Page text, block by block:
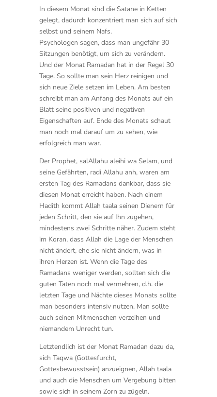
In diesem Monat sind die Satane in Ketten
gelegt, dadurch konzentriert man sich auf sich
selbst und seinem Nafs.
Psychologen sagen, dass man ungefähr 30
Sitzungen benötigt, um sich zu verändern.
Und der Monat Ramadan hat in der Regel 30
Tage. So sollte man sein Herz reinigen und
sich neue Ziele setzen im Leben. Am besten
schreibt man am Anfang des Monats auf ein
Blatt seine positiven und negativen
Eigenschaften auf. Ende des Monats schaut
man noch mal darauf um zu sehen, wie
erfolgreich man war.
Der Prophet, salAllahu aleihi wa Selam, und
seine Gefährten, radi Allahu anh, waren am
ersten Tag des Ramadans dankbar, dass sie
diesen Monat erreicht haben. Nach einem
Hadith kommt Allah taala seinen Dienern für
jeden Schritt, den sie auf Ihn zugehen,
mindestens zwei Schritte näher. Zudem steht
im Koran, dass Allah die Lage der Menschen
nicht ändert, ehe sie nicht ändern, was in
ihren Herzen ist. Wenn die Tage des
Ramadans weniger werden, sollten sich die
guten Taten noch mal vermehren, d.h. die
letzten Tage und Nächte dieses Monats sollte
man besonders intensiv nutzen. Man sollte
auch seinen Mitmenschen verzeihen und
niemandem Unrecht tun.
Letztendlich ist der Monat Ramadan dazu da,
sich Taqwa (Gottesfurcht,
Gottesbewusstsein) anzueignen, Allah taala
und auch die Menschen um Vergebung bitten
sowie sich in seinem Zorn zu zügeln.